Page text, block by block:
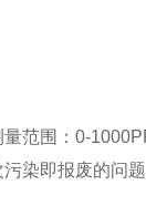
量范围：0-
染即报废的问题